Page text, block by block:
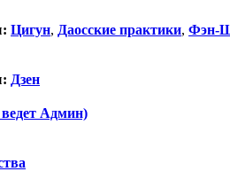
Цигун, Даосские практики, Фэн-
Дзен
ведет Админ)